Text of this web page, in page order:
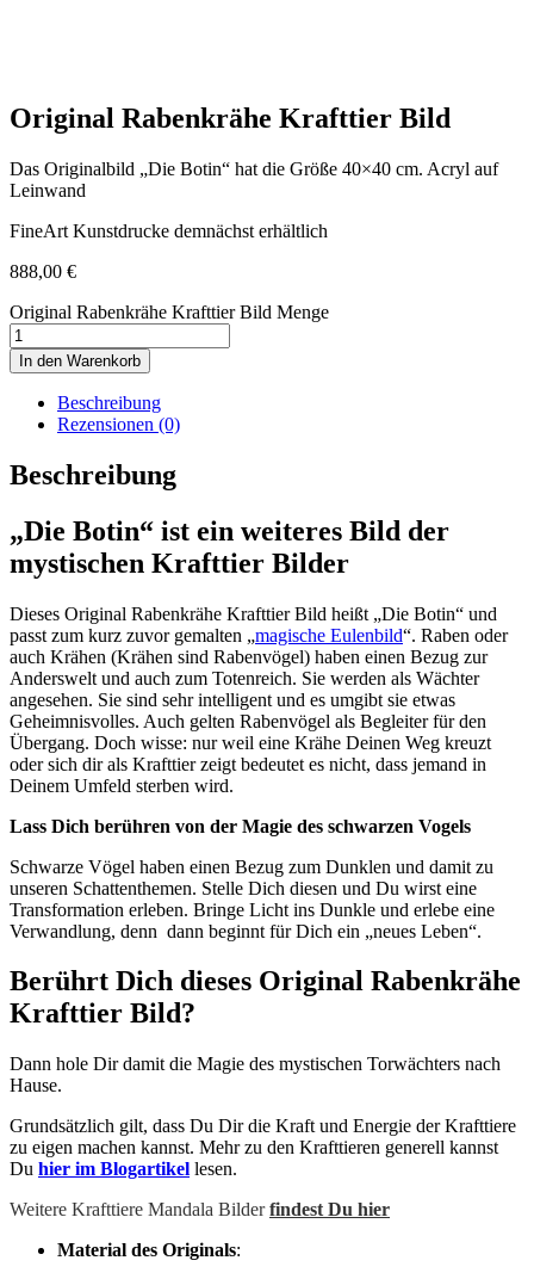
Original Rabenkrähe Krafttier Bild
Das Originalbild „Die Botin“ hat die Größe 40×40 cm. Acryl auf
Leinwand
FineArt Kunstdrucke demnächst erhältlich
888,00 €
Original Rabenkrähe Krafttier Bild Menge
In den Warenkorb
Beschreibung
Rezensionen (0)
Beschreibung
„Die Botin“ ist ein weiteres Bild der
mystischen Krafttier Bilder
Dieses Original Rabenkrähe Krafttier Bild heißt „Die Botin“ und
passt zum kurz zuvor gemalten „magische Eulenbild“. Raben oder
auch Krähen (Krähen sind Rabenvögel) haben einen Bezug zur
Anderswelt und auch zum Totenreich. Sie werden als Wächter
angesehen. Sie sind sehr intelligent und es umgibt sie etwas
Geheimnisvolles. Auch gelten Rabenvögel als Begleiter für den
Übergang. Doch wisse: nur weil eine Krähe Deinen Weg kreuzt
oder sich dir als Krafttier zeigt bedeutet es nicht, dass jemand in
Deinem Umfeld sterben wird.
Lass Dich berühren von der Magie des schwarzen Vogels
Schwarze Vögel haben einen Bezug zum Dunklen und damit zu
unseren Schattenthemen. Stelle Dich diesen und Du wirst eine
Transformation erleben. Bringe Licht ins Dunkle und erlebe eine
Verwandlung, denn dann beginnt für Dich ein „neues Leben“.
Berührt Dich dieses Original Rabenkrähe
Krafttier Bild?
Dann hole Dir damit die Magie des mystischen Torwächters nach
Hause.
Grundsätzlich gilt, dass Du Dir die Kraft und Energie der Krafttiere
zu eigen machen kannst. Mehr zu den Krafttieren generell kannst
Du hier im Blogartikel lesen.
Weitere Krafttiere Mandala Bilderfindest Du hier
Material des Originals: